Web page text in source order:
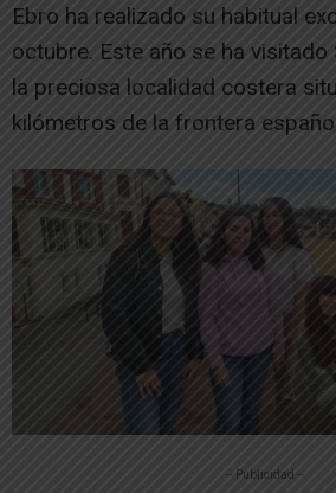
Ebro ha realizado su habitual
octubre. Este año se ha visitado
la preciosa localidad costera
kilómetros de la frontera
-- Publicidad --